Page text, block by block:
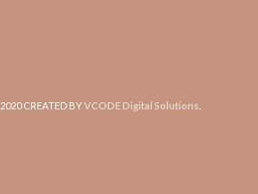
2020 CREATED BYVCODE Digital Solutions